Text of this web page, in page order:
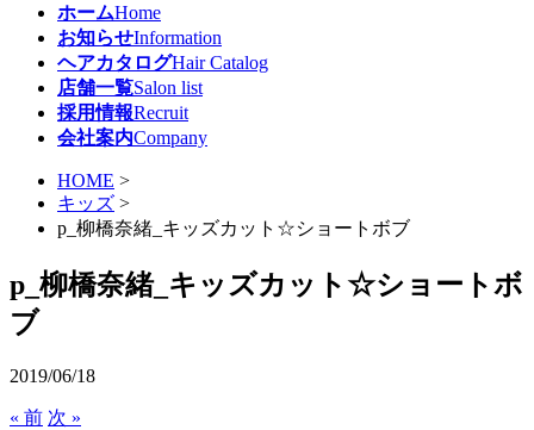
ホームHome
お知らせInformation
ヘアカタログHair Catalog
店舗一覧Salon list
採用情報Recruit
会社案内Company
HOME >
キッズ >
p_柳橋奈緒_キッズカット☆ショートボブ
p_柳橋奈緒_キッズカット☆ショートボ
ブ
2019/06/18
« 前 次 »